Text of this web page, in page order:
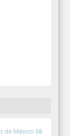
de México 68